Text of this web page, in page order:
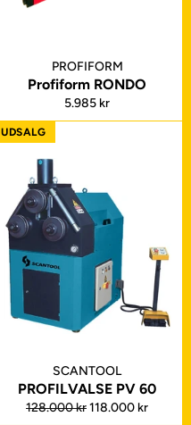
PROFIFORM
Profiform RONDO
Normalpris
5.985 kr
SCANTOOL
PROFILVALSE PV 60
Normalpris
128.000 krUdsalgspris
118.000 kr
UDSALG